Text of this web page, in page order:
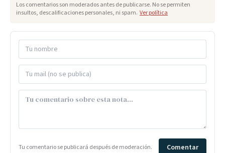
Los comentarios son moderados antes de publicarse. No se permiten
insultos, descalificaciones personales, ni spam. Ver política
Tu comentario se publicará después de moderación. Comentar